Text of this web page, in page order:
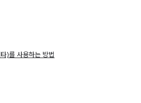
)를 사용하는 방법